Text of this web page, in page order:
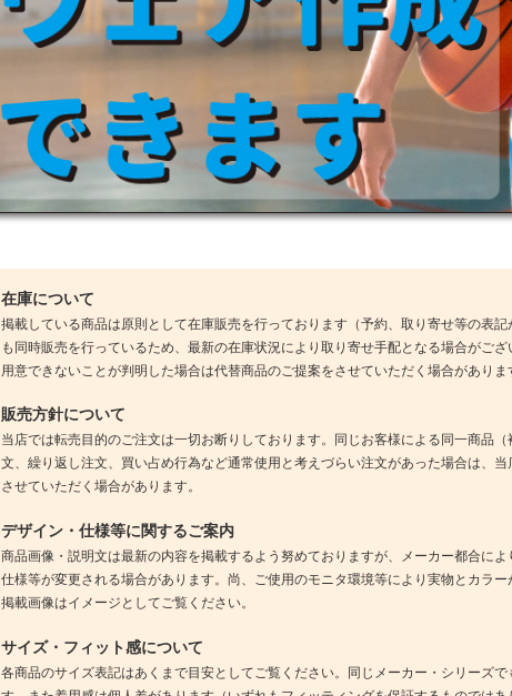
在庫について
掲載している商品は原則として在庫販売を行っております（予約、取り寄せ等の表
も同時販売を行っているため、最新の在庫状況により取り寄せ手配となる場合がご
用意できないことが判明した場合は代替商品のご提案をさせていただく場合がありま
販売方針について
当店では転売目的のご注文は一切お断りしております。同じお客様による同一商品
文、繰り返し注文、買い占め行為など通常使用と考えづらい注文があった場合は、
させていただく場合があります。
デザイン・仕様等に関するご案内
商品画像・説明文は最新の内容を掲載するよう努めておりますが、メーカー都合によ
仕様等が変更される場合があります。尚、ご使用のモニタ環境等により実物とカラー
掲載画像はイメージとしてご覧ください。
サイズ・フィット感について
各商品のサイズ表記はあくまで目安としてご覧ください。同じメーカー・シリーズ